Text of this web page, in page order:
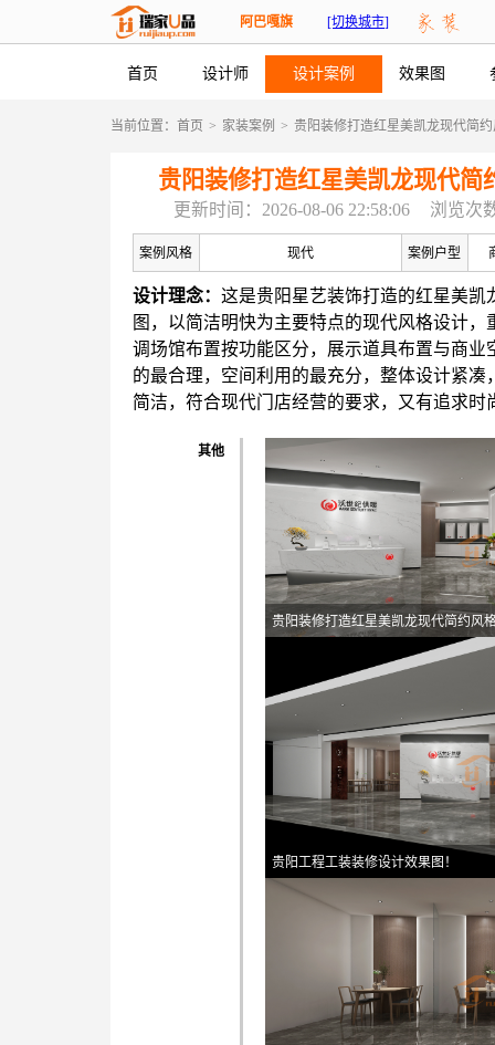
阿巴嘎旗 [切换城市]
首页 设计师 设计案例 效果图
当前位置： 首页 > 家装案例 > 贵阳装修打造红星美凯龙现代简
贵阳装修打造红星美凯龙现代简
更新时间：2026-08-06 22:58:06 浏览次
案例风格 现代 案例户型
设计理念： 这是贵阳星艺装饰打造的红星美凯
图，以简洁明快为主要特点的现代风格设计
调场馆布置按功能区分，展示道具布置与商业
的最合理，空间利用的最充分，整体设计紧凑
简洁，符合现代门店经营的要求，又有追求时
其他
贵阳装修打造红星美凯龙现代简约风
贵阳工程工装装修设计效果图！